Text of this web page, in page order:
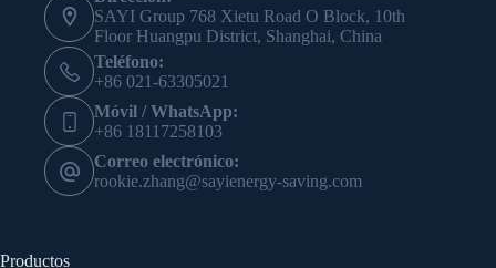
SAYI Group 768 Xietu Road O Block, 10th
Floor Huangpu District, Shanghai, China
Teléfono:
+86 021-63305021
Móvil / WhatsApp:
+86 18117258103
Correo electrónico:
rookie.zhang@sayienergy-saving.com
Productos